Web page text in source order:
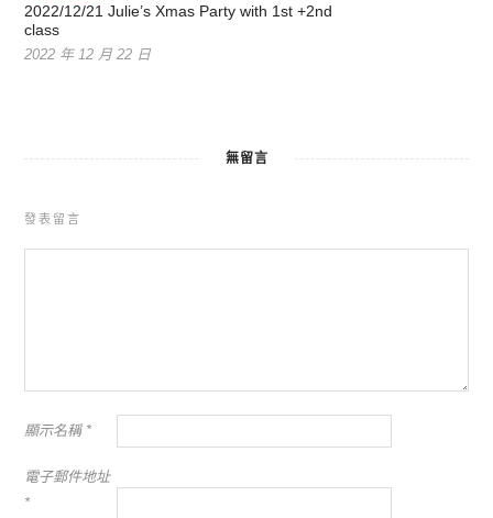
2022/12/21 Julie’s Xmas Party with 1st +2nd
class
2022 年 12 月 22 日
無留言
發表留言
顯示名稱 *
電子郵件地址
*